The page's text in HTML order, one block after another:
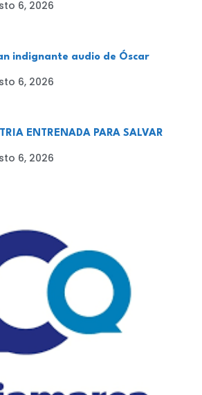
6, 2026
indignante audio de Óscar
6, 2026
ENTRENADA PARA SALVAR
6, 2026